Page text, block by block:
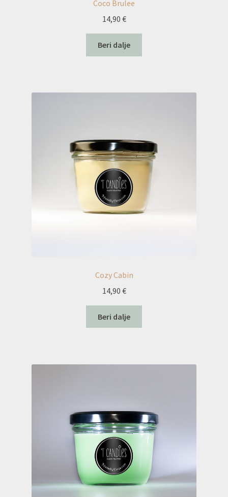
Coco Brulee
14,90 €
Beri dalje
Cozy Cabin
14,90 €
Beri dalje